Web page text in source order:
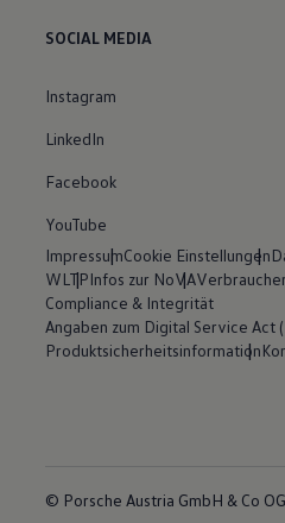
SOCIAL MEDIA
Instagram
LinkedIn
Facebook
YouTube
ImpressumCookie Einstellungen
WLTPInfos zur NoVA
Compliance & Integrität
Angaben zum Digital Service Act
Produktsicherheitsinformation
© Porsche Austria GmbH & Co